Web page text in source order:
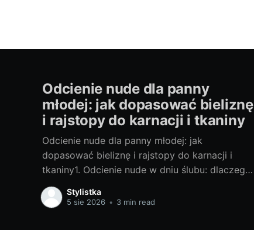
Odcienie nude dla panny
młodej: jak dopasować bieliznę
i rajstopy do karnacji i tkaniny
Odcienie nude dla panny młodej: jak
dopasować bieliznę i rajstopy do karnacji i
tkaniny1. Odcienie nude w dniu ślubu: dlaczego
mają znaczenie i jak wpływają na odbiór
sukniNude nie jest kolorem uniwersalnym. To
Stylistka
5 sie 2026 • 3 min read